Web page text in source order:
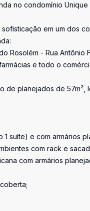
no condomínio
em um dos
Rosolém - Rua
e todo o
de planejados de 57m²,
1 suíte) e com armários
com rack e
com armários